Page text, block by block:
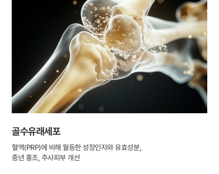
골수유래세포
혈액(PRP)에 비해 월등한 성장인자와 유효성분,
중년 홍조, 주사피부 개선